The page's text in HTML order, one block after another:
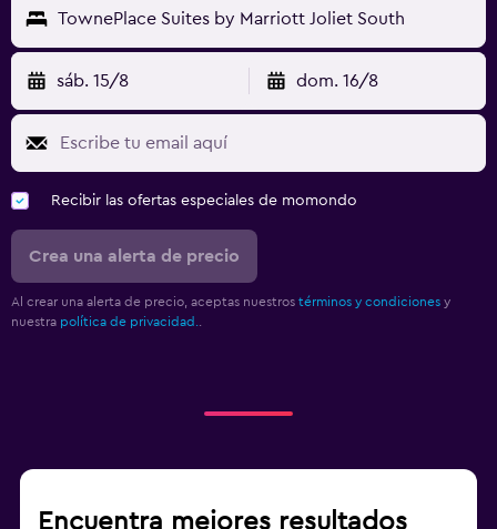
TownePlace Suites by Marriott Joliet South
sáb. 15/8 dom. 16/8
Recibir las ofertas especiales de momondo
Crea una alerta de precio
Al crear una alerta de precio, aceptas nuestros términos y condiciones y
nuestra política de privacidad.
Encuentra mejores resultados